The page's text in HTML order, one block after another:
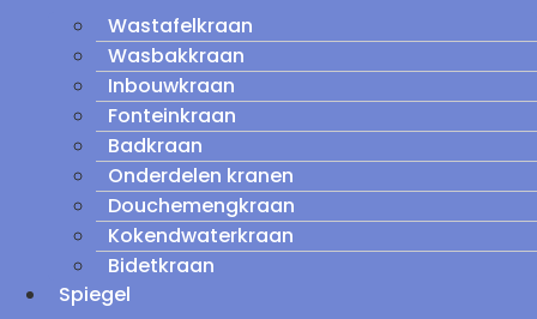
Wastafelkraan
Wasbakkraan
Inbouwkraan
Fonteinkraan
Badkraan
Onderdelen kranen
Douchemengkraan
Kokendwaterkraan
Bidetkraan
Spiegel